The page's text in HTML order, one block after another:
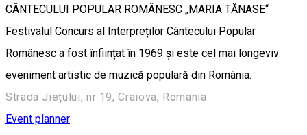
CÂNTECULUI POPULAR ROMÂNESC „MARIA TĂNASE“
Festivalul Concurs al Interpreților Cântecului Popular
Românesc a fost înființat în 1969 și este cel mai longeviv
eveniment artistic de muzică populară din România.
Strada Jiețului, nr 19, Craiova, Romania
Event planner